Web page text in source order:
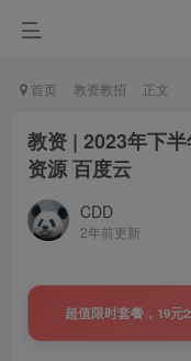
首页 教资教招 正文
教资 | 2023年下
资源 百度云
CDD
2年前更新
超值限时套餐，19元